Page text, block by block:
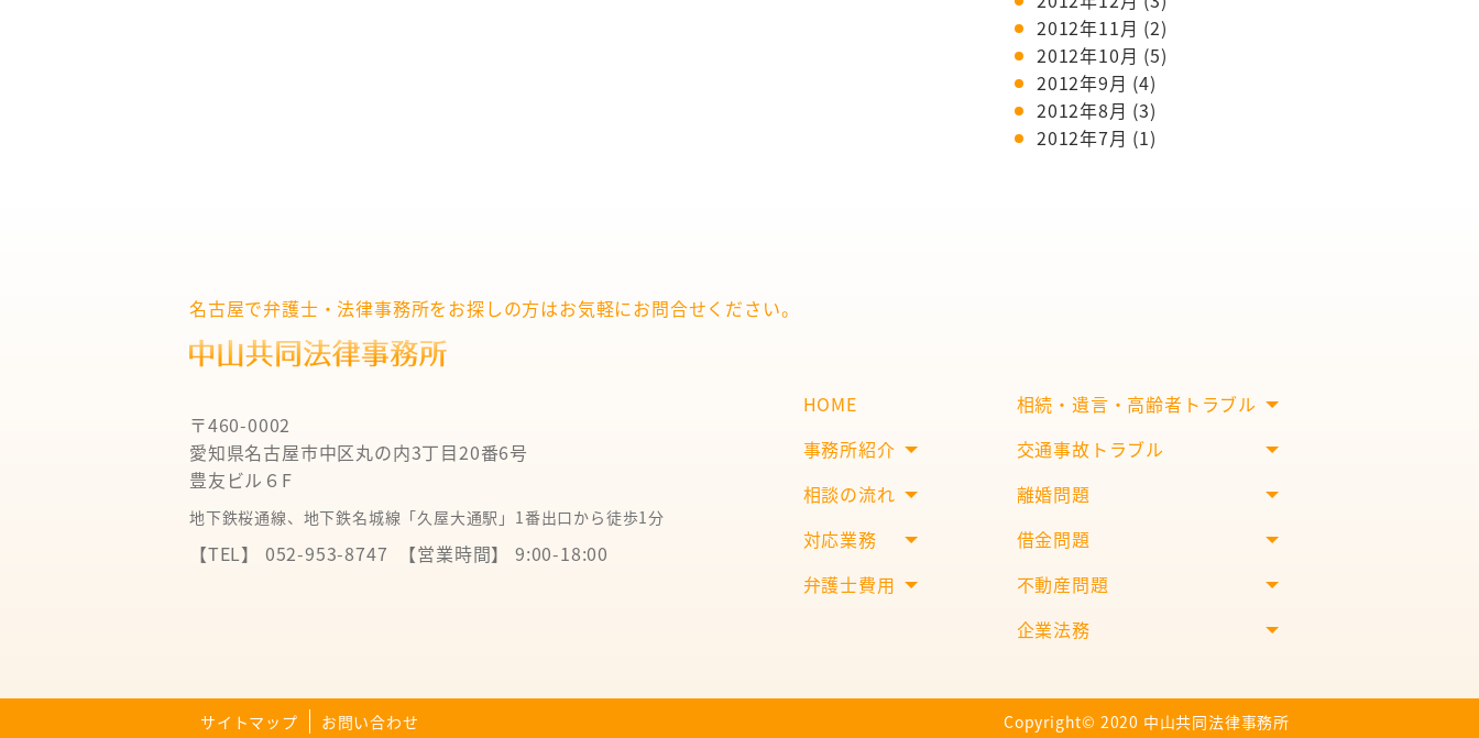
2012年11月 (2)
2012年10月 (5)
2012年9月 (4)
2012年8月 (3)
2012年7月 (1)
名古屋で弁護士・法律事務所をお探しの方はお気軽にお問合せください。
〒460-0002
愛知県名古屋市中区丸の内3丁目20番6号
豊友ビル６F
地下鉄桜通線、地下鉄名城線「久屋大通駅」1番出口から徒歩1分
【TEL】 052-953-8747 【営業時間】 9:00-18:00
HOME
事務所紹介
相談の流れ
対応業務
弁護士費用
相続・遺言・高齢者トラブル
交通事故トラブル
離婚問題
借金問題
不動産問題
企業法務
サイトマップ お問い合わせ Copyright©︎ 2020 中山共同法律事務所